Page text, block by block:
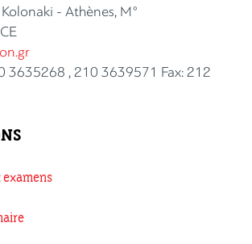
- Athènes, M°
3635268 , 210 3639571 Fax: 212